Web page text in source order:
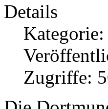
Details
Kategorie:
Zugriffe: